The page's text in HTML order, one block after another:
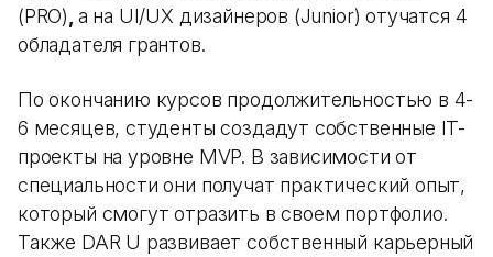
(PRO) а на UI/UX дизайнеров (Junior) отучатся 4
обладателя грантов.
По окончанию курсов продолжительностью в 4-
6 месяцев, студенты создадут собственные IT-
проекты на уровне MVP. В зависимости от
специальности они получат практический опыт,
который смогут отразить в своем портфолио.
Также DAR U развивает собственный карьерный